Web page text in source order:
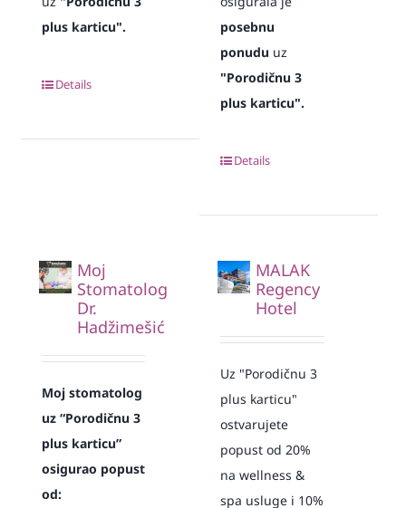
plus karticu".
Details
posebnu
ponudu uz
"Porodičnu 3
plus karticu".
Details
Moj
Stomatolog
Dr.
Hadžimešić
Moj stomatolog
uz “Porodičnu 3
plus karticu”
osigurao popust
od:
MALAK
Regency
Hotel
Uz "Porodičnu 3
plus karticu"
ostvarujete
popust od 20%
na wellness &
spa usluge i 10%